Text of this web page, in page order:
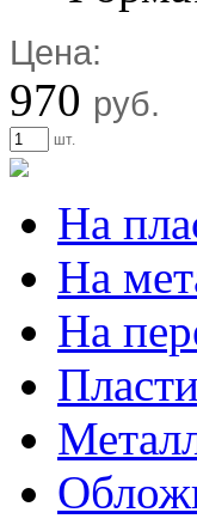
Цена:
970 руб.
шт.
На
На
На